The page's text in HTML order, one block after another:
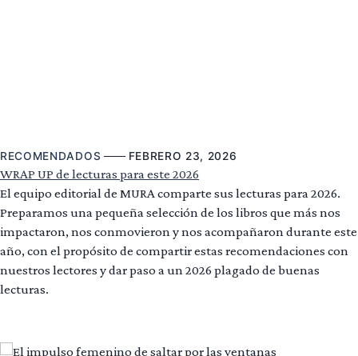
RECOMENDADOS FEBRERO 23, 2026
WRAP UP de lecturas para este 2026
El equipo editorial de MURA comparte sus lecturas para 2026.
Preparamos una pequeña selección de los libros que más nos
impactaron, nos conmovieron y nos acompañaron durante este
año, con el propósito de compartir estas recomendaciones con
nuestros lectores y dar paso a un 2026 plagado de buenas
lecturas.